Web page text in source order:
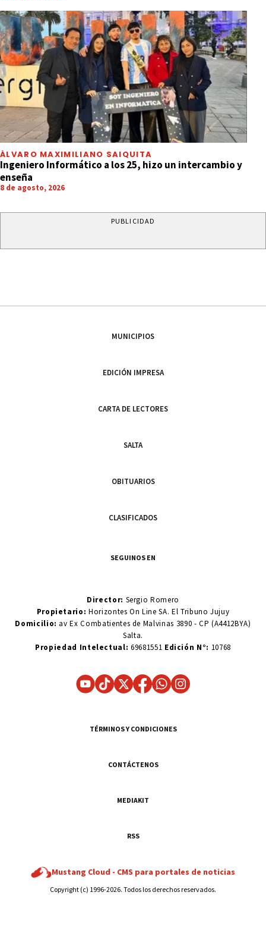
ÁLVARO MAXIMILIANO SAIQUITA
Ingeniero Informático a los 25, hizo un intercambio y
enseña
8 de agosto, 2026
PUBLICIDAD
MUNICIPIOS
EDICIÓN IMPRESA
CARTA DE LECTORES
SALTA
OBITUARIOS
CLASIFICADOS
SEGUINOS EN
Director: Sergio Romero
Propietario:Horizontes On Line SA. El Tribuno Jujuy
Domicilio: av Ex Combatientes de Malvinas 3890 - CP (A4412BYA)
Salta.
Propiedad Intelectual: 69681551 Edición N°: 10768
TÉRMINOS Y CONDICIONES
CONTÁCTENOS
MEDIAKIT
RSS
Mustang Cloud - CMS para portales de noticias
Copyright (c) 1996-2026. Todos los derechos reservados.